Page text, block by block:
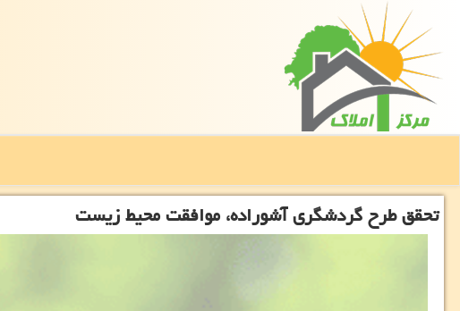
تحقق طرح گردشگری آشوراده، موافقت محیط زیست